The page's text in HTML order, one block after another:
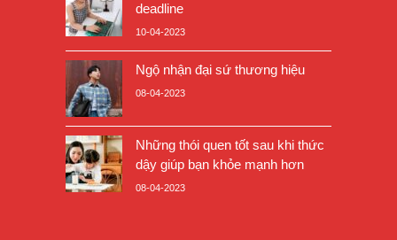
deadline
10-04-2023
Ngộ nhận đại sứ thương hiệu
08-04-2023
Những thói quen tốt sau khi thức
dậy giúp bạn khỏe mạnh hơn
08-04-2023